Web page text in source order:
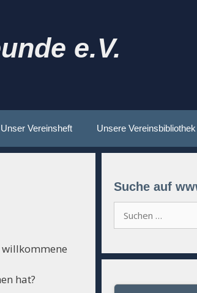
e.V.
Unser Vereinsheft Unsere Vereinsbibliothek
willkommene
hat?
Suche auf
nach: